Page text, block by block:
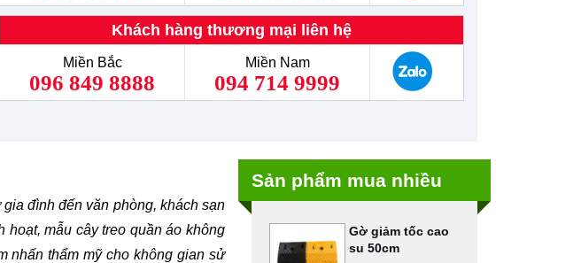
Khách hàng thương mại liên hệ
Miền Bắc
096 849 8888
Miền Nam
094 714 9999
đình đến văn phòng, khách sạn
hoạt, mẫu cây treo quần áo không
nhấn thẩm mỹ cho không gian sử
Sản phẩm mua nhiều
Gờ giảm tốc cao
su 50cm